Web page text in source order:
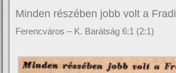
Minden részében jobb volt a Fradi
Ferencváros – K. Barátság 6:1 (2:1)